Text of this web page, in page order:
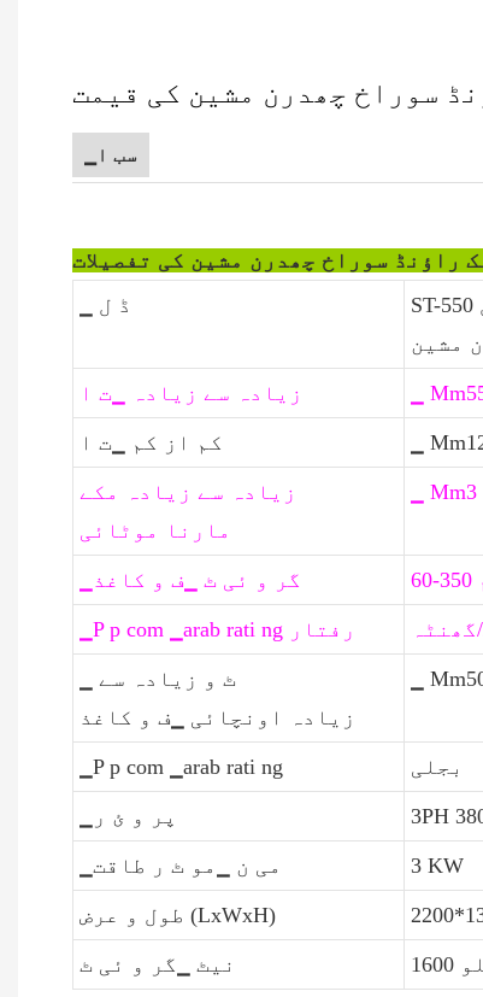
سوراخ چھدرن مشین کی قیمت
▁سب ا
راؤنڈ سوراخ چھدرن مشین کی تفصیلات
▁ ڈ ل
ST-550 خودکار کاغذ سوراخ چھدرن مشین نوٹ بک گول
مشین
زیادہ سے زیادہ ▁ت ا ▁
کم از کم ▁ت ا ▁
زیادہ سے زیادہ مکے
مارنا موٹائی
▁ Mm3
▁گر و ئی ٹ ▁ف و کاغذ
▁P p com ▁arab rati ng رفتار
زیادہ اونچائی ▁ف و کاغذ
▁
▁P p com ▁arab rati ng بجلی
▁پر و ئ ر
▁می ن ▁مو ٹ ر طاقت 3 KW
طول و عرض (LxWxH)
نیٹ ▁گر و ئی ٹ
کلو